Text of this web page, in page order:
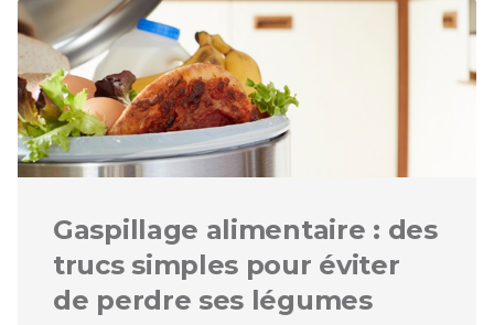
Gaspillage alimentaire : des
trucs simples pour éviter
de perdre ses légumes